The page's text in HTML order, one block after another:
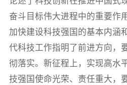
奋斗目标伟大进程中的重要作
加快建设科技强国的基本内涵
代科技工作指明了前进方向，
彻落实。新征程上，实现高水
技强国使命光荣、责任重大，